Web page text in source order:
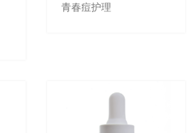
青春痘护理